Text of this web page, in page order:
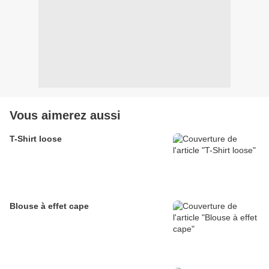
Vous aimerez aussi
T-Shirt loose
Blouse à effet cape